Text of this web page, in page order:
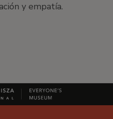
y empatía.